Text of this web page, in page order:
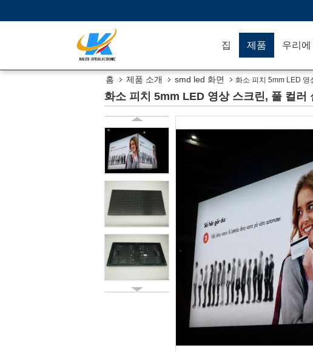
집 제품 우리에
홈 제품 소개 smd led 화면 화소 피치 5mm LED 영
화소 피치 5mm LED 영상 스크린, 풀 컬러